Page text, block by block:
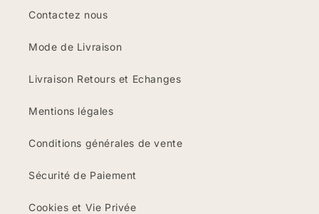
Contactez nous
Mode de Livraison
Livraison Retours et Echanges
Mentions légales
Conditions générales de vente
Sécurité de Paiement
Cookies et Vie Privée